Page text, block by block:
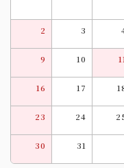
2 3
9 10
16 17
23 24
30 31